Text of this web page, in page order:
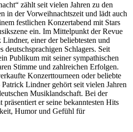
zählt seit vielen Jahren zu den
in der Vorweihnachtszeit und lädt auch
festlichen Konzertabend mit Stars
ein. Im Mittelpunkt der Revue
einer der beliebtesten und
deutschsprachigen Schlagers. Seit
Publikum mit seiner sympathischen
Stimme und zahlreichen Erfolgen.
Konzerttourneen oder beliebte
Lindner gehört seit vielen Jahren
Musiklandschaft. Bei der
er seine bekanntesten Hits
Humor und Gefühl für